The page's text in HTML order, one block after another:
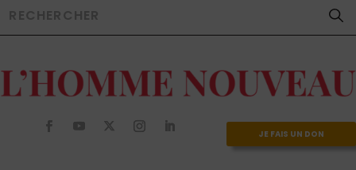
JE FAIS UN DON